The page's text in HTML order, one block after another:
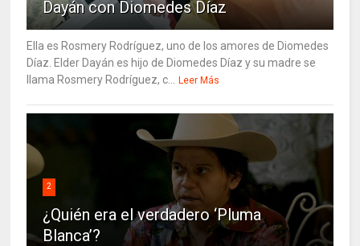
Dayán con Diomedes Díaz
Ella es Rosmery Rodríguez, uno de los amores de Diomedes
Díaz. Elder Dayán es hijo de Diomedes Díaz y su madre se
llama Rosmery Rodríguez, c...
Leer Más
2
¿Quién era el verdadero ‘Pluma
Blanca’?